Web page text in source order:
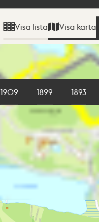
Visa lista Visa karta
1909 1899 1893